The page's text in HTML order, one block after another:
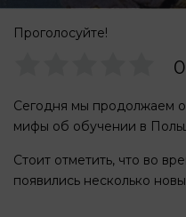
Проголосуйте!
0
Сегодня мы продолжаем
мифы об обучении в
Стоит отметить, что во
появились несколько